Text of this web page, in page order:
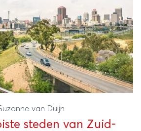
van Duijn
steden van Zuid-